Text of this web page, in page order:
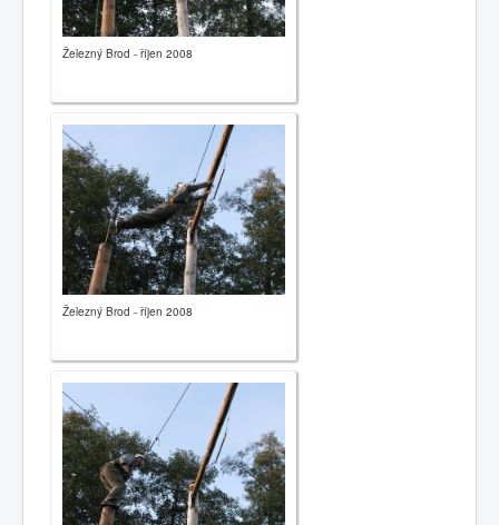
Železný Brod - říjen 2008
Železný Brod - říjen 2008